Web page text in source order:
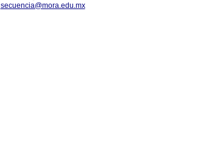
secuencia@mora.edu.mx